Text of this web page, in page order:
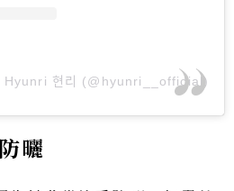
현리 (@hyunri__official)
曬